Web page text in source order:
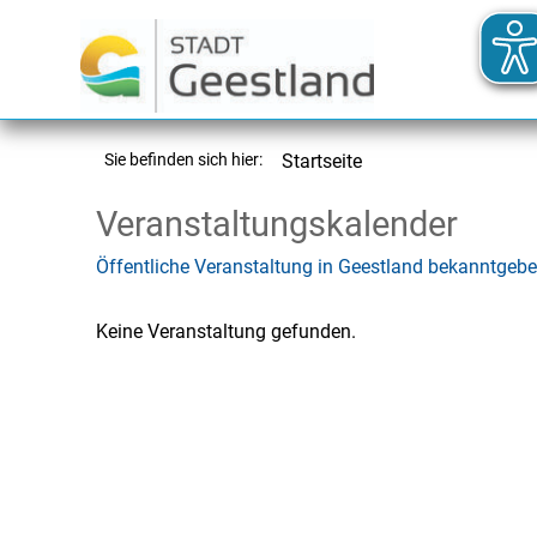
Sie befinden sich hier: Startseite
Veranstaltungskalender
Öffentliche Veranstaltung in Geestland
Keine Veranstaltung gefunden.